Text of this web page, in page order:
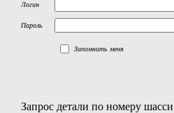
Логин
Пароль
Запомнить меня
Запрос детали по номеру шасси